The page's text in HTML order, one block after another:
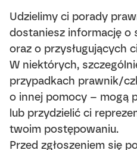
Udzielimy ci porady
dostaniesz informację o
oraz o przysługujących
W niektórych,
przypadkach prawnik/
o innej pomocy – mogą
lub przydzielić ci
twoim postępowaniu.
Przed zgłoszeniem się